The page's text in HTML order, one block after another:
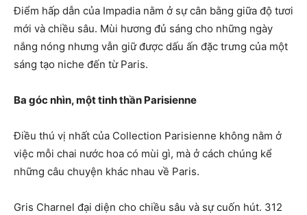
Điểm hấp dẫn của Impadia nằm ở sự cân bằng giữa độ tươi
mới và chiều sâu. Mùi hương đủ sáng cho những ngày
nắng nóng nhưng vẫn giữ được dấu ấn đặc trưng của một
sáng tạo niche đến từ Paris.
Ba góc nhìn, một tinh thần Parisienne
Điều thú vị nhất của Collection Parisienne không nằm ở
việc mỗi chai nước hoa có mùi gì, mà ở cách chúng kể
những câu chuyện khác nhau về Paris.
Gris Charnel đại diện cho chiều sâu và sự cuốn hút. 312